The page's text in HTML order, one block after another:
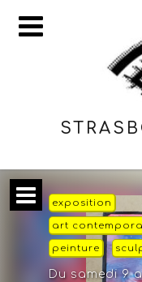
exposition
art
peinture
Du samedi 9